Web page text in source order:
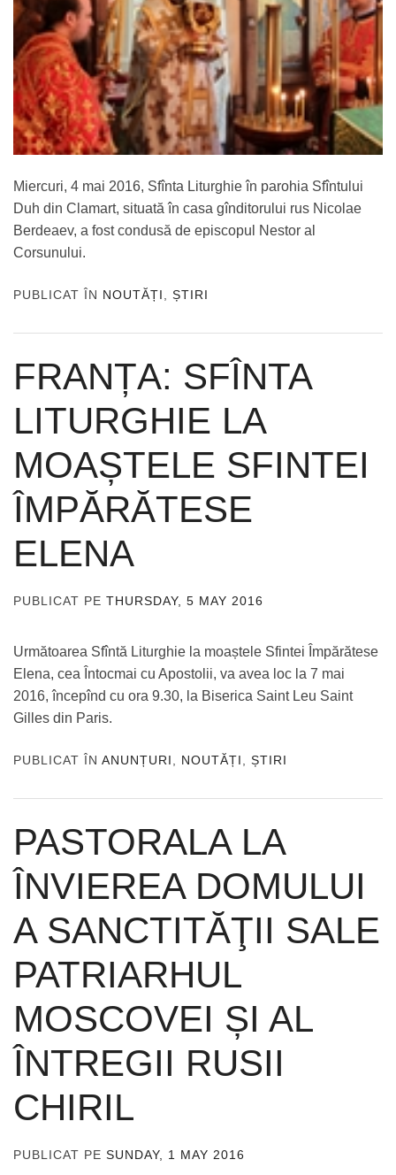
Miercuri, 4 mai 2016, Sfînta Liturghie în parohia Sfîntului
Duh din Clamart, situată în casa gînditorului rus Nicolae
Berdeaev, a fost condusă de episcopul Nestor al
Corsunului.
PUBLICAT ÎN NOUTĂȚI, ȘTIRI
FRANȚA: SFÎNTA
LITURGHIE LA
MOAȘTELE SFINTEI
ÎMPĂRĂTESE
ELENA
PUBLICAT PE THURSDAY, 5 MAY 2016
Următoarea Sfîntă Liturghie la moaștele Sfintei Împărătese
Elena, cea Întocmai cu Apostolii, va avea loc la 7 mai
2016, începînd cu ora 9.30, la Biserica Saint Leu Saint
Gilles din Paris.
PUBLICAT ÎN ANUNȚURI, NOUTĂȚI, ȘTIRI
PASTORALA LA
ÎNVIEREA DOMULUI
A SANCTITĂŢII SALE
PATRIARHUL
MOSCOVEI ȘI AL
ÎNTREGII RUSII
CHIRIL
PUBLICAT PE SUNDAY, 1 MAY 2016